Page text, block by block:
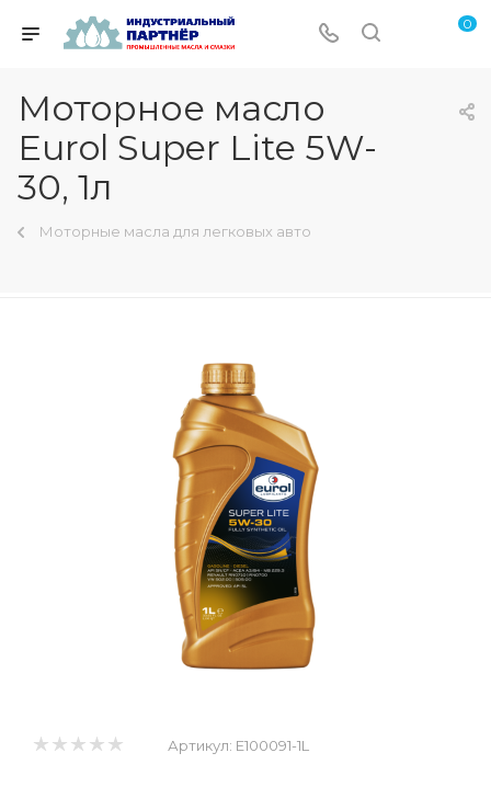
0
Моторное масло
Eurol Super Lite 5W-
30, 1л
Моторные масла для легковых авто
Артикул: E100091-1L